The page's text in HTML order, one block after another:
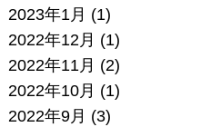
2023年1月 (1)
2022年12月 (1)
2022年11月 (2)
2022年10月 (1)
2022年9月 (3)